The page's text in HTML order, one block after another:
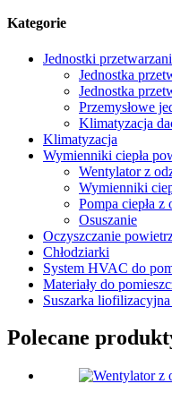
Kategorie
Jednostki
Jednostka
Jednostka
Przemysłowe
Klimatyzacja
Klimatyzacja
Wymienniki ciepła
Wentylator z
Wymienniki
Pompa ciepła z
Osuszanie
Oczyszczanie
Chłodziarki
System HVAC do
Materiały do
Suszarka
Polecane